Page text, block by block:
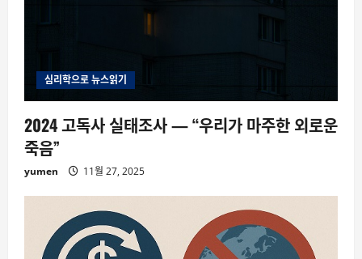
심리학으로 뉴스읽기
2024 고독사 실태조사 — “우리가 마주한 외로운
죽음”
yumen 11월 27, 2025